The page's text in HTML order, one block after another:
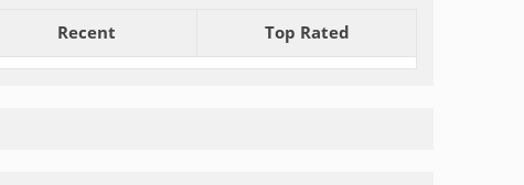
Recent Top Rated